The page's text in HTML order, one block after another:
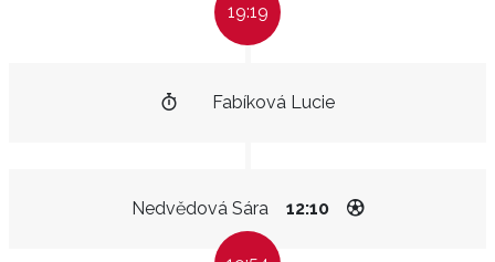
19:19
Fabíková Lucie
Nedvědová Sára 12:10